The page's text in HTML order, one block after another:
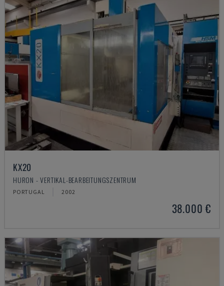
KX20
HURON - VERTIKAL-BEARBEITUNGSZENTRUM
PORTUGAL 2002
38.000 €